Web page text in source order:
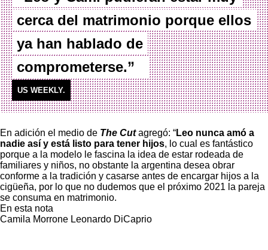
cerca del matrimonio porque ellos
ya han hablado de
comprometerse.”
US WEEKLY.
En adición el medio de The Cutagregó: “Leo nunca amó a
nadie así y está listo para tener hijos, lo cual es fantástico
porque a la modelo le fascina la idea de estar rodeada de
familiares y niños, no obstante la argentina desea obrar
conforme a la tradición y casarse antes de encargar hijos a la
cigüeña, por lo que no dudemos que el próximo 2021 la pareja
se consuma en matrimonio.
En esta nota
Camila Morrone Leonardo DiCaprio